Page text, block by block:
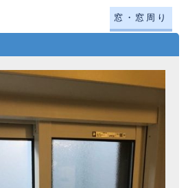
窓・窓周り